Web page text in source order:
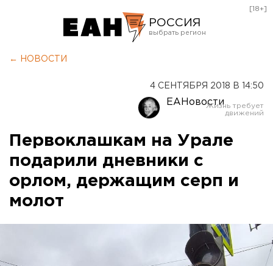
РОССИЯ
Оренбург
[18+]
← НОВОСТИ
4 СЕНТЯБРЯ 2018 В 14:50
ЕАНовости
Первоклашкам на Урале
подарили дневники с
орлом, держащим серп и
молот